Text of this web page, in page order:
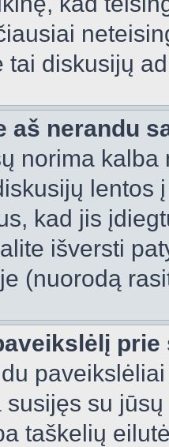
tai diskusijų
aš nerandu
norima
lentos
kad jis
išversti
(nuorodą
susijęs su
taškelių